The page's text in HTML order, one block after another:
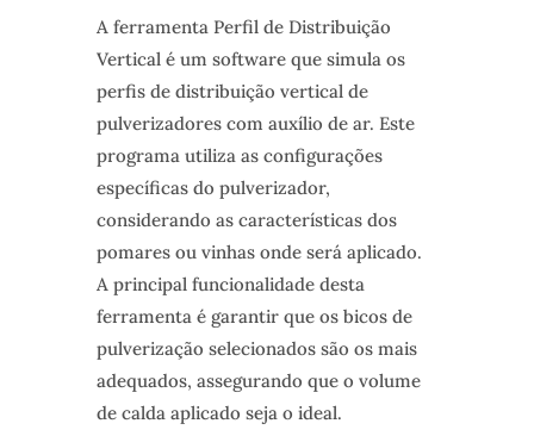
A ferramenta Perfil de Distribuição
Vertical é um software que simula os
perfis de distribuição vertical de
pulverizadores com auxílio de ar. Este
programa utiliza as configurações
específicas do pulverizador,
considerando as características dos
pomares ou vinhas onde será aplicado.
A principal funcionalidade desta
ferramenta é garantir que os bicos de
pulverização selecionados são os mais
adequados, assegurando que o volume
de calda aplicado seja o ideal.